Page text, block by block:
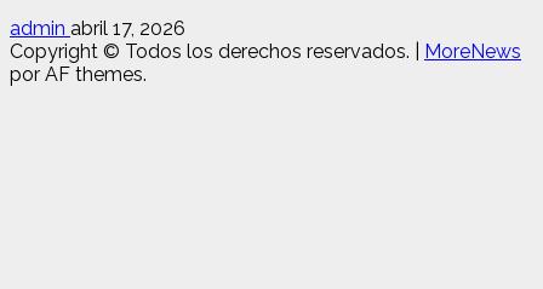
admin abril 17, 2026
Copyright © Todos los derechos reservados.
MoreNews
por AF themes.